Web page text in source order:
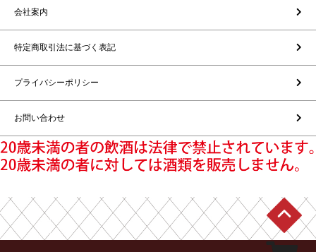
会社案内
特定商取引法に基づく表記
プライバシーポリシー
お問い合わせ